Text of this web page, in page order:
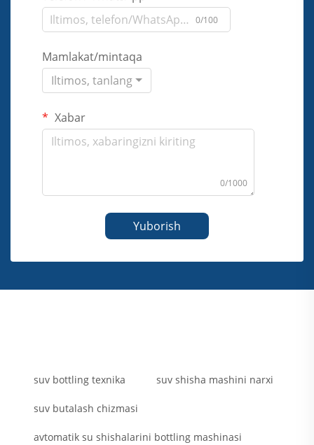
0/100
Mamlakat/mintaqa
Iltimos, tanlang
Xabar
0/1000
Yuborish
suv bottling texnika suv shisha mashini narxi
suv butalash chizmasi
avtomatik su shishalarini bottling mashinasi